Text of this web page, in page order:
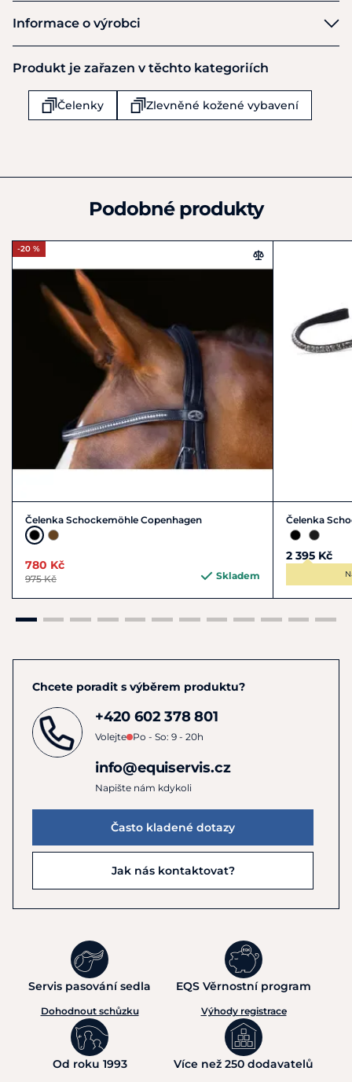
Schockemöhle
Informace o výrobci
Schockemoehle Sports GmbH
Kötterhof 8
Mühlen
info@schockemoehle-sports.com
Produkt je zařazen v těchto kategoriích
Čelenky Zlevněné kožené vybavení
Podobné produkty
-20 %
Čelenka Schockemöhle Copenhagen
780 Kč
975 Kč Skladem
Čelenka
2 395 Kč
Chcete poradit s výběrem produktu?
+420 602 378 801
Volejte Po - So: 9 - 20h
info@equiservis.cz
Napište nám kdykoli
Často kladené dotazy
Jak nás kontaktovat?
Servis pasování sedla
Dohodnout schůzku
EQS Věrnostní program
Výhody registrace
Od roku 1993 Více než 250 dodavatelů